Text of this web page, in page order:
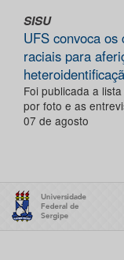
SISU
UFS convoca os
raciais para
Foi publicada a
por foto e as
07 de agosto